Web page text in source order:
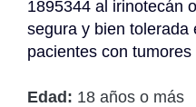
1895344 al irinotecán
segura y bien tolerada
pacientes con
Edad: 18 años o más